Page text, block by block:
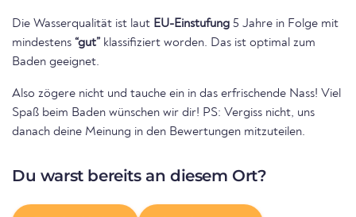
Die Wasserqualität ist laut EU-Einstufung 5 Jahre in Folge mit
mindestens “gut” klassifiziert worden. Das ist optimal zum
Baden geeignet.
Also zögere nicht und tauche ein in das erfrischende Nass! Viel
Spaß beim Baden wünschen wir dir! PS: Vergiss nicht, uns
danach deine Meinung in den Bewertungen mitzuteilen.
Du warst bereits an diesem Ort?